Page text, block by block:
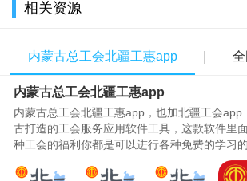
网上课堂、女工教育、读书长廊，职工自
子书、生动有趣的音频等，总有你喜欢的内
旨在为广大职工打造一个海量的知识库，让
点都可以方便的学习工作经验。
相关资源
内蒙古总工会北疆工惠app
内蒙古总工会北疆工惠app
内蒙古总工会北疆工惠app，也加北疆工会app
古打造的工会服务应用软件工具，这款软件里
种工会的福利你都是可以进行各种免费的学习